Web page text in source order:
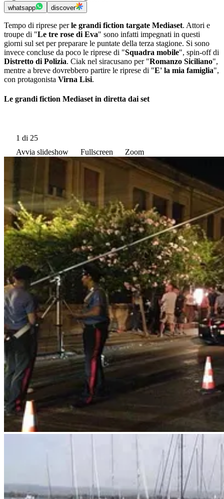
whatsapp discover
Tempo di riprese perle grandi fiction targate Mediaset. Attori e
troupe di "Le tre rose di Eva" sono infatti impegnati in questi
giorni sul set per preparare le puntate della terza stagione. Si sono
invece concluse da poco le riprese di "Squadra mobile", spin-off di
Distretto di Polizia. Ciak nel siracusano per "Romanzo Siciliano",
mentre a breve dovrebbero partire le riprese di "E' la mia famiglia",
con protagonista Virna Lisi.
Le grandi fiction Mediaset in diretta dai set
1 di 25
Avvia slideshow
Fullscreen Zoom